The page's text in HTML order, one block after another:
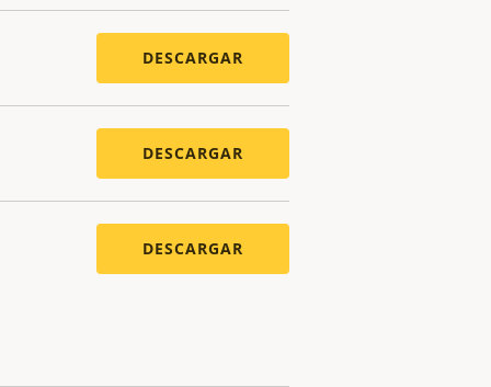
DESCARGAR
DESCARGAR
DESCARGAR